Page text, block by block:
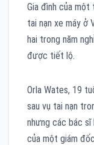
Gia đình của một
tai nạn xe máy ở
hai trong năm
được tiết lộ.
Orla Wates, 19
sau vụ tai nạn
nhưng các bác sĩ
của một giám